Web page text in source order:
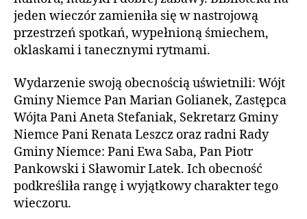
jeden wieczór zamieniła się w nastrojową
przestrzeń spotkań, wypełnioną śmiechem,
oklaskami i tanecznymi rytmami.
Wydarzenie swoją obecnością uświetnili: Wójt
Gminy Niemce Pan Marian Golianek, Zastępca
Wójta Pani Aneta Stefaniak, Sekretarz Gminy
Niemce Pani Renata Leszcz oraz radni Rady
Gminy Niemce: Pani Ewa Saba, Pan Piotr
Pankowski i Sławomir Latek. Ich obecność
podkreśliła rangę i wyjątkowy charakter tego
wieczoru.